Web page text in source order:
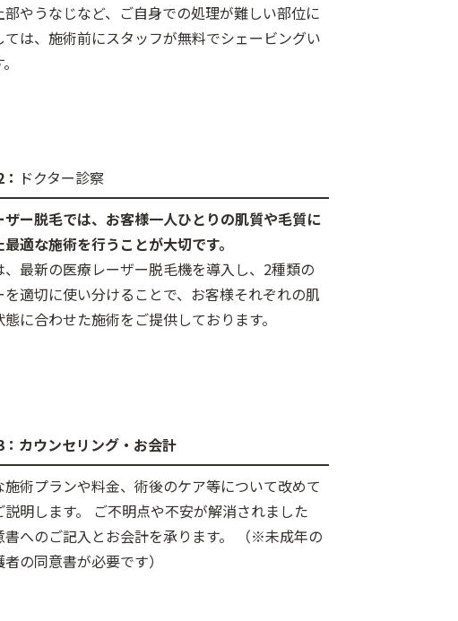
やうなじなど、ご自身での処理が難しい部位に
ては、施術前にスタッフが無料でシェービングい
ドクター診察
ザー脱毛では、お客様一人ひとりの肌質や毛質に
適な施術を行うことが大切です。
、最新の医療レーザー脱毛機を導入し、2種類の
を適切に使い分けることで、お客様それぞれの肌
に合わせた施術をご提供しております。
：カウンセリング・お会計
施術プランや料金、術後のケア等について改めて
説明します。 ご不明点や不安が解消されました
書へのご記入とお会計を承ります。 （※未成年の
の同意書が必要です）